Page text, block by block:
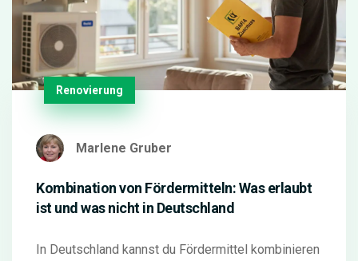
Renovierung
Marlene Gruber
Kombination von Fördermitteln: Was erlaubt
ist und was nicht in Deutschland
In Deutschland kannst du Fördermittel kombinieren